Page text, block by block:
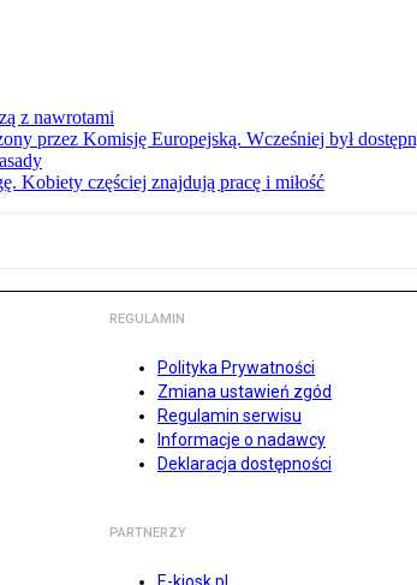
z nawrotami
przez Komisję Europejską. Wcześniej był
Kobiety częściej znajdują pracę i miłość
REGULAMIN
Polityka Prywatności
Zmiana ustawień zgód
Regulamin serwisu
Informacje o nadawcy
Deklaracja dostępności
PARTNERZY